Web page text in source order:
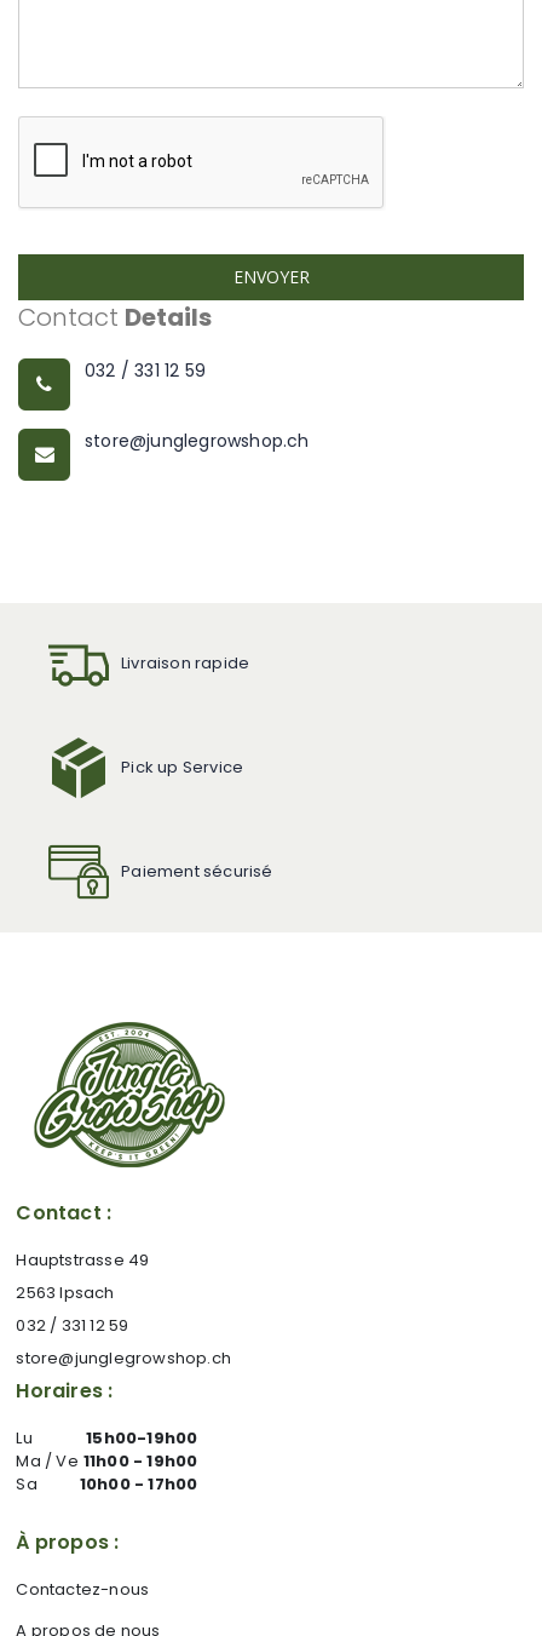
ENVOYER
Contact Details
032 / 331 12 59
store@junglegrowshop.ch
Livraison rapide
Pick up Service
Paiement sécurisé
Contact :
Hauptstrasse 49
2563 Ipsach
032 / 331 12 59
store@junglegrowshop.ch
Horaires :
Lu
15h00-19h00
Ma / Ve 11h00 - 19h00
Sa
10h00 - 17h00
À propos :
Contactez-nous
A propos de nous